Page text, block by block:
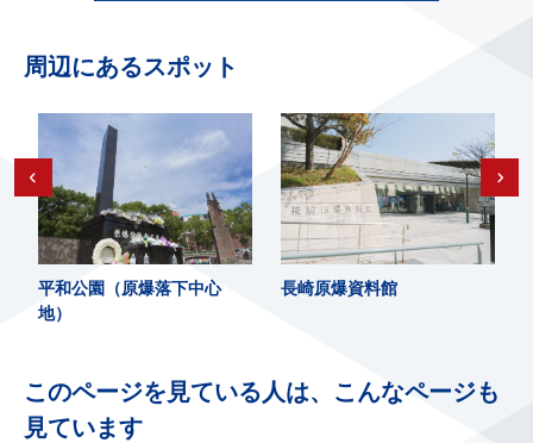
周辺にあるスポット
平和公園（原爆落下中心
地）
長崎原爆資料館
このページを見ている人は、こんなページも
見ています